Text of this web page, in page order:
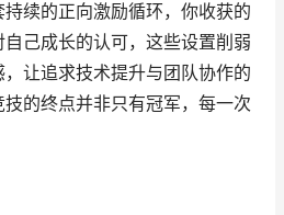
续的正向激励循环，你收获的
己成长的认可，这些设置削弱
让追求技术提升与团队协作的
的终点并非只有冠军，每一次